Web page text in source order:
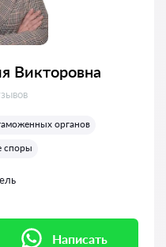
Викторовна
органов
споры
Написать